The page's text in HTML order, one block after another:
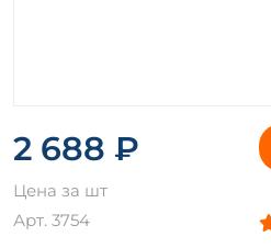
2 688 ₽
Цена за шт
Арт. 3754